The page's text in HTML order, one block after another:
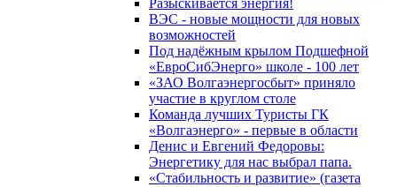
Разыскивается энергия!
ВЭС - новые мощности для новых
возможностей
Под надёжным крылом Подшефной
«ЕвроСибЭнерго» школе - 100 лет
«ЗАО Волгаэнергосбыт» приняло
участие в круглом столе
Команда лучших Туристы ГК
«Волгаэнерго» - первые в области
Денис и Евгений Федоровы:
Энергетику для нас выбрал папа.
«Стабильность и развитие» (газета